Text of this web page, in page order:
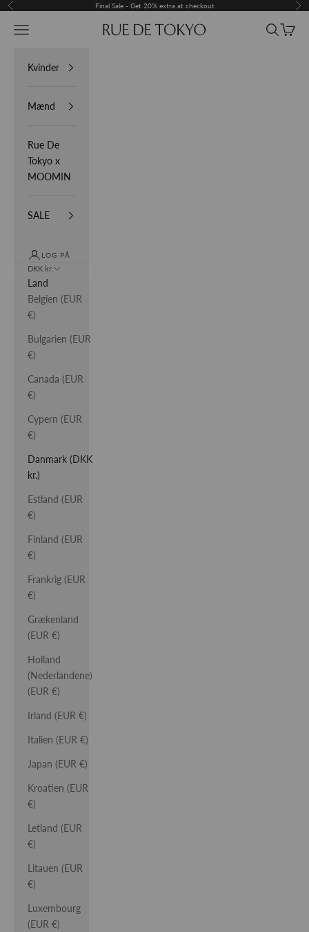
Spring til indhold
Forrige Final Sale - Get 20% extra at checkout
Rue De Tokyo
Menu Søg
Kvinder
Mænd
Rue De
Tokyo x
MOOMIN
SALE
LOG PÅ
DKK kr.
Land
Belgien (EUR
€)
Bulgarien (EUR
€)
Canada (EUR
€)
Cypern (EUR
€)
Danmark (DKK
kr.)
Estland (EUR
€)
Finland (EUR
€)
Frankrig (EUR
€)
Grækenland
(EUR €)
Holland
(Nederlandene)
(EUR €)
Irland (EUR €)
Italien (EUR €)
Japan (EUR €)
Kroatien (EUR
€)
Letland (EUR
€)
Litauen (EUR
€)
Luxembourg
(EUR €)